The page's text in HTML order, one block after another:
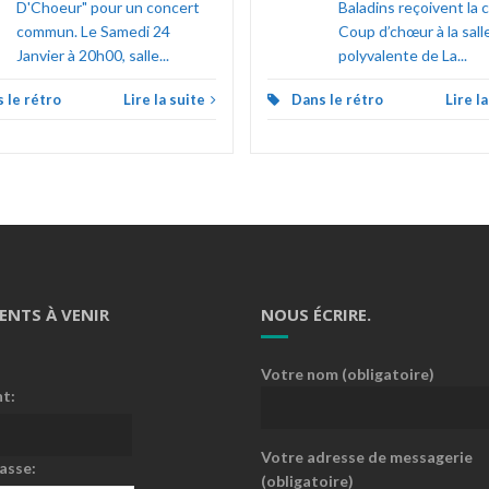
D'Choeur" pour un concert
commun. Le Samedi 24
Janvier à 20h00, salle...
le rétro Lire la suite
Baladins reçoivent la
Coup d’chœur à la
polyvalente de La...
Dans le rétro Lire
À VENIR NOUS ÉCRIRE.
Votre nom (obligatoire)
Votre adresse de messagerie
(obligatoire)